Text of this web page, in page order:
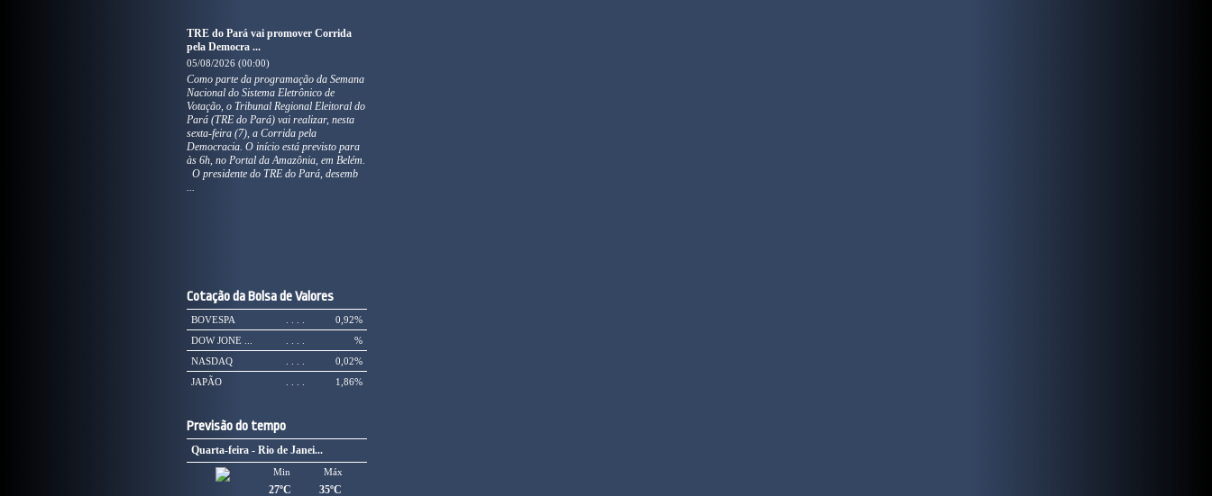
TRE do Pará vai promover Corrida
pela Democra ...
05/08/2026 (00:00)
Como parte da programação da Semana
Nacional do Sistema Eletrônico de
Votação, o Tribunal Regional Eleitoral do
Pará (TRE do Pará) vai realizar, nesta
sexta-feira (7), a Corrida pela
Democracia. O início está previsto para
às 6h, no Portal da Amazônia, em Belém.
O presidente do TRE do Pará, desemb
...
Cotação da Bolsa de Valores
BOVESPA 0,92%
DOW JONE ...
%
NASDAQ
0,02%
JAPÃO
1,86%
Previsão do tempo
Quarta-feira - Rio de Janei...
Máx
35ºC
Min
27ºC